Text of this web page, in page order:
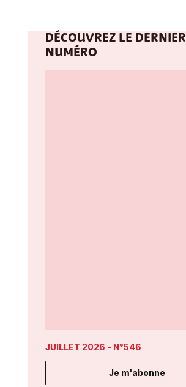
DÉCOUVREZ LE DERNIER
NUMÉRO
JUILLET 2026 - N°546
Je m'abonne